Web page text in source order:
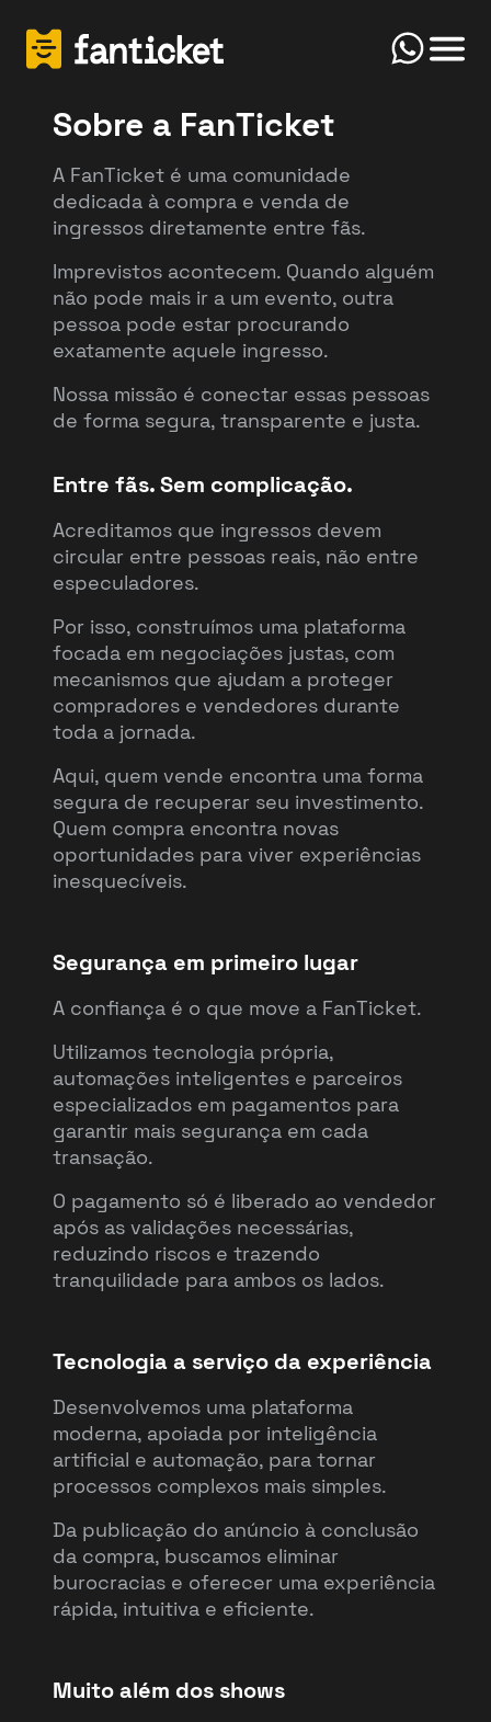
Click
Sobre a FanTicket
A FanTicket é uma comunidade
dedicada à compra e venda de
ingressos diretamente entre fãs.
Imprevistos acontecem. Quando alguém
não pode mais ir a um evento, outra
pessoa pode estar procurando
exatamente aquele ingresso.
Nossa missão é conectar essas pessoas
de forma segura, transparente e justa.
Entre fãs. Sem complicação.
Acreditamos que ingressos devem
circular entre pessoas reais, não entre
especuladores.
Por isso, construímos uma plataforma
focada em negociações justas, com
mecanismos que ajudam a proteger
compradores e vendedores durante
toda a jornada.
Aqui, quem vende encontra uma forma
segura de recuperar seu investimento.
Quem compra encontra novas
oportunidades para viver experiências
inesquecíveis.
Segurança em primeiro lugar
A confiança é o que move a FanTicket.
Utilizamos tecnologia própria,
automações inteligentes e parceiros
especializados em pagamentos para
garantir mais segurança em cada
transação.
O pagamento só é liberado ao vendedor
após as validações necessárias,
reduzindo riscos e trazendo
tranquilidade para ambos os lados.
Tecnologia a serviço da experiência
Desenvolvemos uma plataforma
moderna, apoiada por inteligência
artificial e automação, para tornar
processos complexos mais simples.
Da publicação do anúncio à conclusão
da compra, buscamos eliminar
burocracias e oferecer uma experiência
rápida, intuitiva e eficiente.
Muito além dos shows
FanTicket
Olá! Bem-vindo(a) ao FanTicketBot. Como
posso te ajudar hoje? Você deseja vender ou
comprar ingressos?
Vender Comprar
Your message